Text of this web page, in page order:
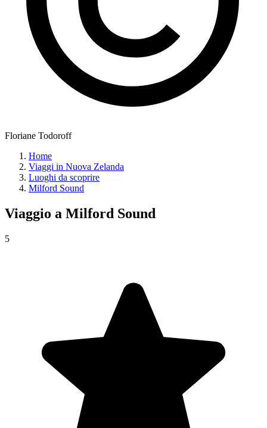
Floriane Todoroff
Home
Viaggi in Nuova Zelanda
Luoghi da scoprire
Milford Sound
Viaggio a Milford Sound
5